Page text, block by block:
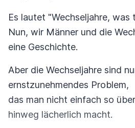
Es lautet "Wechseljahre, was
Nun, wir Männer und die
eine Geschichte.
Aber die Wechseljahre sind
ernstzunehmendes Problem,
das man nicht einfach so
hinweg lächerlich macht.